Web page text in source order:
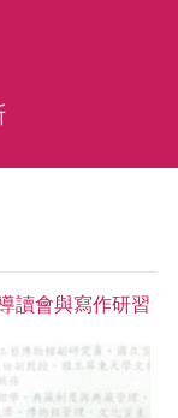
讀會與寫作研習